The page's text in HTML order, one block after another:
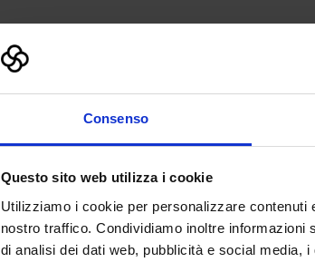
Consenso
Questo sito web utilizza i cookie
Utilizziamo i cookie per personalizzare
nostro traffico. Condividiamo inoltre
di analisi dei dati web, pubblicità e social media,